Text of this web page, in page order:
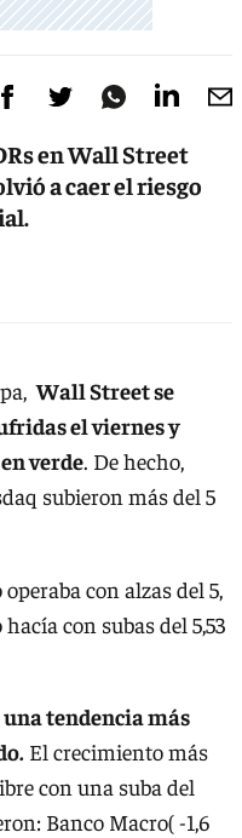
en Wall Street
a caer el riesgo
Wall Street se
el viernes y
verde. De hecho,
subieron más del 5
con alzas del 5,
con subas del 5,53
tendencia más
El crecimiento más
con una suba del
Banco Macro( -1,6